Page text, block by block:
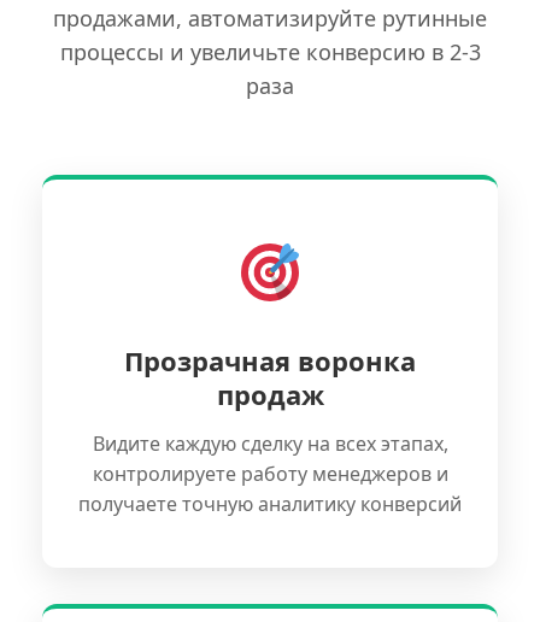
продажами, автоматизируйте рутинные
процессы и увеличьте конверсию в 2-3
раза
Прозрачная воронка
продаж
Видите каждую сделку на всех этапах,
контролируете работу менеджеров и
получаете точную аналитику конверсий